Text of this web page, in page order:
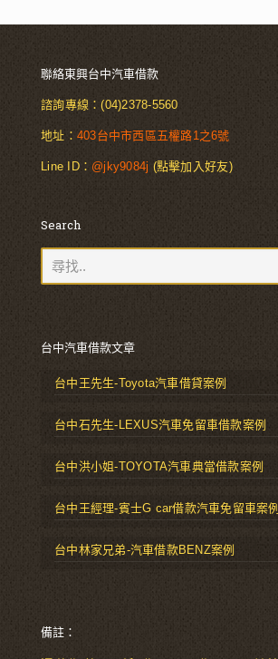
聯絡東興台中汽車借款
諮詢專線：(04)2378-5560
地址： 403台中市西區五權路1之6號
Line ID： @jky9084j (點擊加入好友)
Search
台中汽車借款文章
台中王先生-Toyota汽車借貸案例
台中石先生-LEXUS汽車免留車借款案例
台中洪小姐-TOYOTA汽車典當借款案例
台中王經理-賓士G car借款汽車免留車案例
台中林家兄弟-汽車借款BENZ案例
備註：